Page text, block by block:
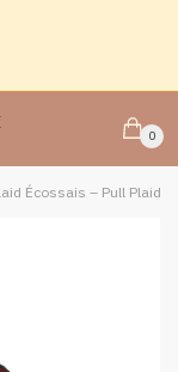
0
Écossais – Pull Plaid